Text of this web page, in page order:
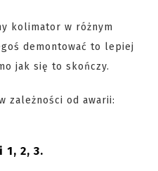
kolimator w różnym
demontować to lepiej
jak się to skończy.
zależności od awarii:
2, 3.